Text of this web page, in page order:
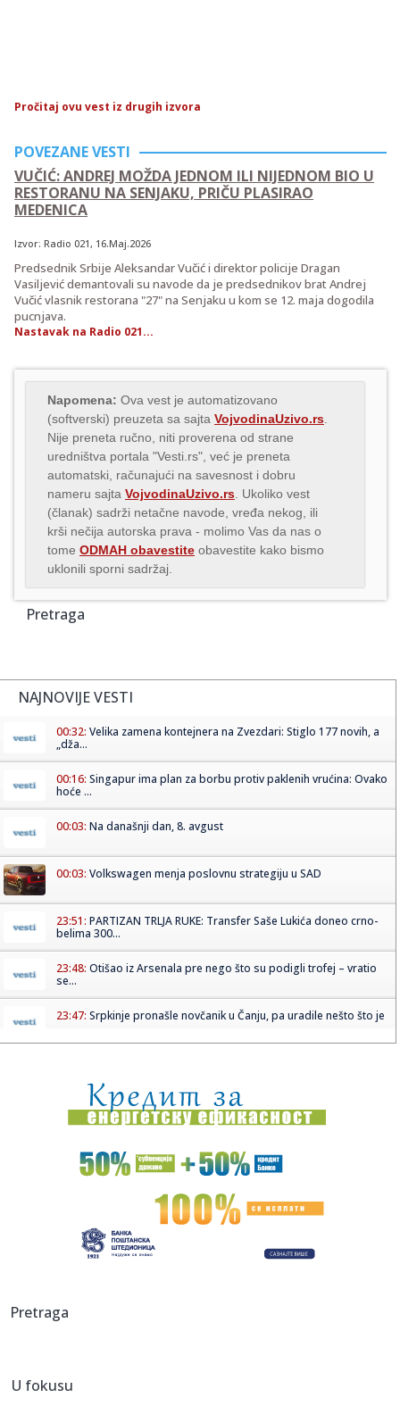
Pročitaj ovu vest iz drugih izvora
POVEZANE VESTI
VUČIĆ: ANDREJ MOŽDA JEDNOM ILI NIJEDNOM BIO U
RESTORANU NA SENJAKU, PRIČU PLASIRAO
MEDENICA
Izvor: Radio 021 , 16.Maj.2026
Predsednik Srbije Aleksandar Vučić i direktor policije Dragan
Vasiljević demantovali su navode da je predsednikov brat Andrej
Vučić vlasnik restorana "27" na Senjaku u kom se 12. maja dogodila
pucnjava.
Nastavak na Radio 021...
Napomena: Ova vest je automatizovano
(softverski) preuzeta sa sajta VojvodinaUzivo.rs
Nije preneta ručno, niti proverena od strane
uredništva portala "Vesti.rs", već je preneta
automatski, računajući na savesnost i dobru
nameru sajta VojvodinaUzivo.rs . Ukoliko vest
(članak) sadrži netačne navode, vređa nekog, ili
krši nečija autorska prava - molimo Vas da nas o
tome ODMAH obavestite obavestite kako bismo
uklonili sporni sadržaj.
Pretraga
NAJNOVIJE VESTI
00:32: Velika zamena kontejnera na Zvezdari: Stiglo 177 novih, a
„dža...
00:16: Singapur ima plan za borbu protiv paklenih vrućina: Ovako
hoće ...
00:03: Na današnji dan, 8. avgust
00:03: Volkswagen menja poslovnu strategiju u SAD
23:51: PARTIZAN TRLJA RUKE: Transfer Saše Lukića doneo crno-
belima 300...
23:48: Otišao iz Arsenala pre nego što su podigli trofej – vratio
se...
23:47: Srpkinje pronašle novčanik u Čanju, pa uradile nešto što je
23:42:Kraj za Aleksandru i Anu: Eliminisane već na startu
23:35:"Nema lakih utakmica, ali mi smo Vojvodina"
Ribakina sigurna u Torontu
23:32:Brenin potez posle pada razbesneo javnost: Devojka joj
na ene...
23:25:
Pretraga
U fokusu